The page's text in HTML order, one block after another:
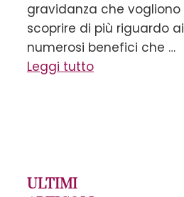
gravidanza che vogliono
scoprire di più riguardo ai
numerosi benefici che …
Leggi tutto
ULTIMI